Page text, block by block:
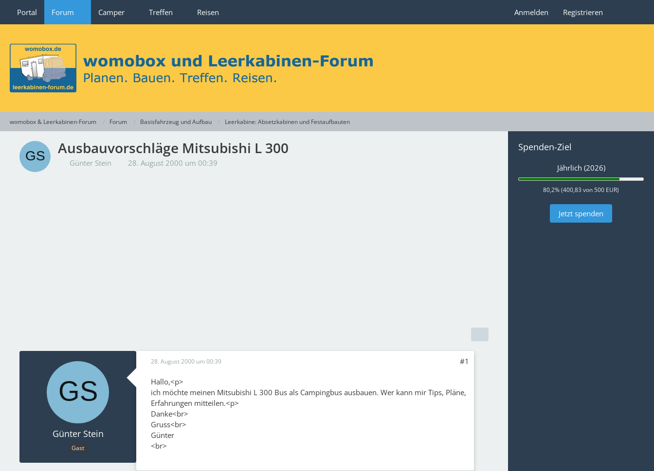
Portal Forum Camper Treffen Reisen Anmelden Registrieren
womobox & Leerkabinen-Forum Forum Basisfahrzeug und Aufbau Leerkabine: Absetzkabinen und Festaufbauten
Ausbauvorschläge Mitsubishi L 300
Günter Stein 28. August 2000 um 00:39
Günter Stein
Gast
28. August 2000 um 00:39 #1
Hallo,<p>
ich möchte meinen Mitsubishi L 300 Bus als Campingbus ausbauen. Wer kann mir Tips, Pläne,
Erfahrungen mitteilen.<p>
Danke<br>
Gruss<br>
Günter
<br>
Spenden-Ziel
Jährlich (2026)
80,2% (400,83 von 500 EUR)
Jetzt spenden